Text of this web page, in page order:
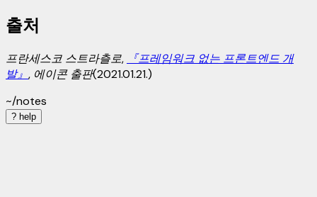
출처
프란세스코 스트라츨로,
『프레임워크 없는 프론트엔드 개
발』 , 에이콘 출판(2021.01.21.)
~/notes
? help